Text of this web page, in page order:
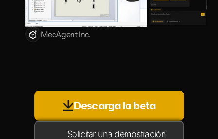
MecAgent Inc.
Descarga la beta
Solicitar una demostración